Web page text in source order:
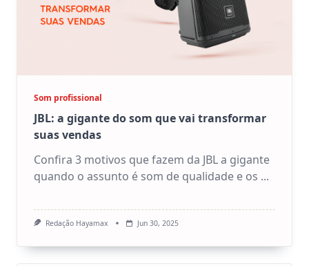
Som profissional
JBL: a gigante do som que vai transformar
suas vendas
Confira 3 motivos que fazem da JBL a gigante
quando o assunto é som de qualidade e os ...
Redação Hayamax Jun 30, 2025